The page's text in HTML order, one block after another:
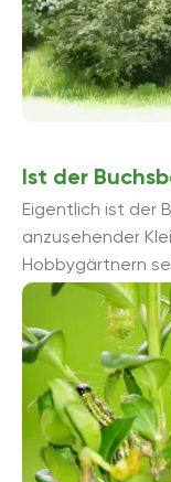
Ist der
Eigentlich ist der
anzusehender
Hobbygärtnern
sind gefräßige
...